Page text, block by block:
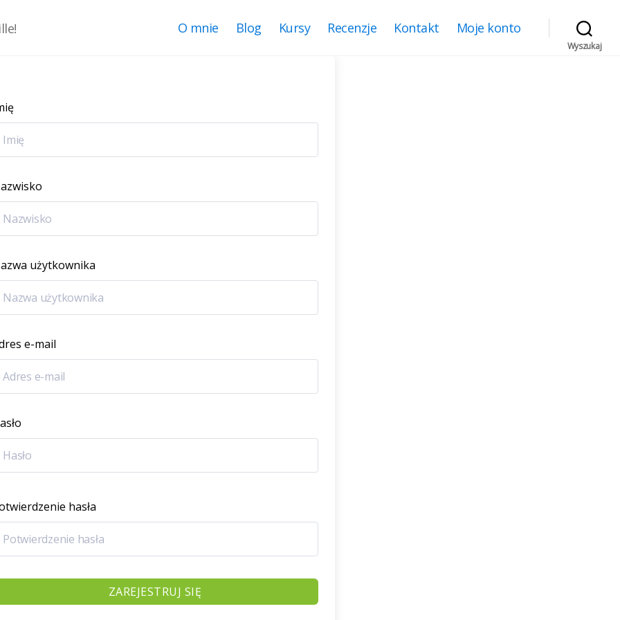
O mnie Blog Kursy Recenzje Kontakt Moje konto
Wyszukaj
użytkownika
e-mail
hasła
ZAREJESTRUJ SIĘ